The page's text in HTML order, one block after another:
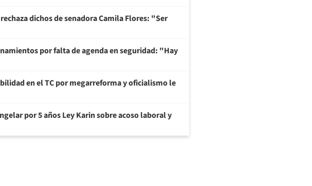
dichos de senadora Camila Flores: "Ser
por falta de agenda en seguridad: "Hay
en el TC por megarreforma y oficialismo le
por 5 años Ley Karin sobre acoso laboral y